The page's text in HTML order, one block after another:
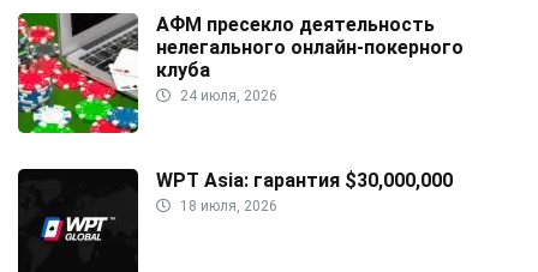
АФМ пресекло деятельность
нелегального онлайн-покерного
клуба
24 июля, 2026
WPT Asia: гарантия $30,000,000
18 июля, 2026